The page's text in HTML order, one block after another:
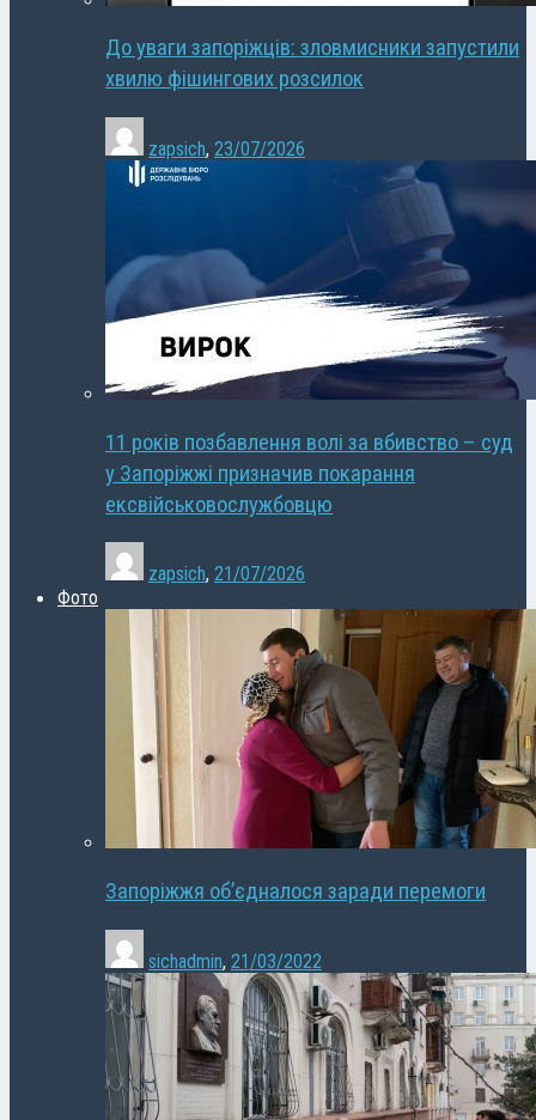
До уваги запоріжців: зловмисники запустили
хвилю фішингових розсилок
zapsich, 23/07/2026
11 років позбавлення волі за вбивство – суд
у Запоріжжі призначив покарання
ексвійськовослужбовцю
zapsich, 21/07/2026
Фото
Запоріжжя об’єдналося заради перемоги
sichadmin, 21/03/2022